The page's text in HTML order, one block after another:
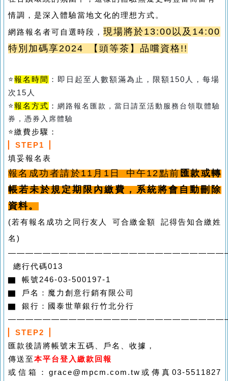
情調，是深入體驗當地文化的理想方式。
網路報名者可自選時段， 現場將於13:00以及14:00
特別加碼享2024 【頭等茶】品嚐資格!!
⭐報名時間
：即日起至人數額滿為止，限額150人，每場
次15人
⭐報名方式 ： 網路報名匯款，當日請至活動服務台領取體驗
券，憑券入席體驗
⭐繳費步驟 ：
STEP1
填妥報名表
報名成功者請於11月1日 中午12點前 匯款或轉
帳若未於規定期限內繳費，系統將會自動刪除
資料。
(若有報名成功之同行友人
可合繳金額 記得告知合繳姓
名)
總行代碼013
▇
帳號246-03-500197-1
▇
戶名：魔力創意行銷有限公司
▇
銀行：國泰世華銀行竹北分行
STEP2
匯款後請將帳號末五碼、戶名、收據，
傳送至本平台登入繳款回報
或信箱：grace@mpcm.com.tw或傳真03-5511827